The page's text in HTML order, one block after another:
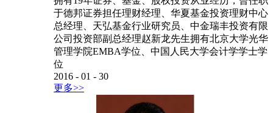
于德邦证券担任理财经理、华夏基金投资理财中心
总经理、天弘基金行业研究员、中金瑞丰投资有限
公司投资部副总经理赵新龙先生拥有北京大学光华
管理学院EMBA学位、中国人民大学会计学学士学
位
2016 - 01 - 30
更多>>